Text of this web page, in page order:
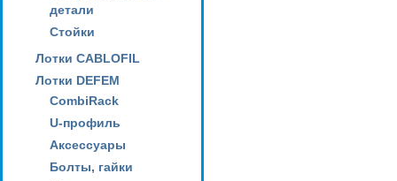
детали
Стойки
Лотки CABLOFIL
Лотки DEFEM
CombiRack
U-профиль
Аксессуары
Болты, гайки